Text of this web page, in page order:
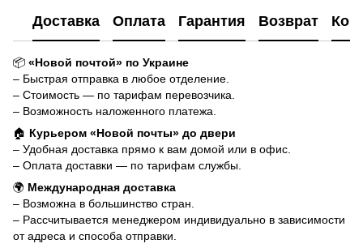
Доставка Оплата Гарантия Возврат
📦 «Новой почтой» по Украине
– Быстрая отправка в любое отделение.
– Стоимость — по тарифам перевозчика.
– Возможность наложенного платежа.
🏠 Курьером «Новой почты» до двери
– Удобная доставка прямо к вам домой или в офис.
– Оплата доставки — по тарифам службы.
🌍 Международная доставка
– Возможна в большинство стран.
– Рассчитывается менеджером индивидуально в зависимости
от адреса и способа отправки.